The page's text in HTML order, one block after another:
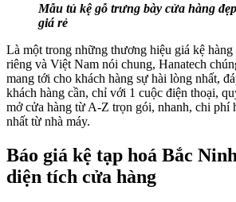
Mẫu tủ kệ gỗ trưng bày cửa hàng
giá rẻ
Là một trong những thương hiệu giá kệ
riêng và Việt Nam nói chung, Hanatech
mang tới cho khách hàng sự hài lòng nhất,
khách hàng cần, chỉ với 1 cuộc điện thoại,
mở cửa hàng từ A-Z trọn gói, nhanh, chi phí
nhất từ nhà máy.
Báo giá kệ tạp hoá Bắc
diện tích cửa hàng